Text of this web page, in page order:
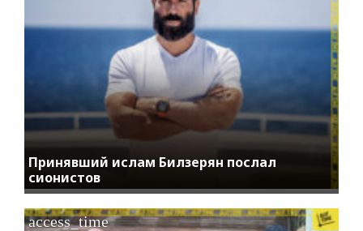
Принявший ислам Билзерян послал
сионистов
access_time